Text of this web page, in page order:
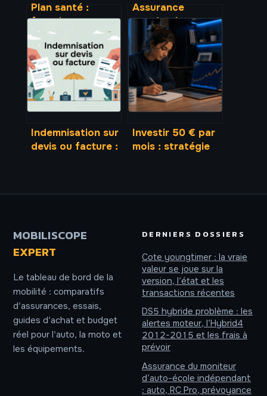
Plan santé :
fonctionnement,
avantages et
choix du meilleur
contrat
Assurance
mandataire :
obligations,
garanties et choix
de contrat
expliqués
Indemnisation sur
devis ou facture :
Investir 50 € par
mois : stratégie
MOBILISCOPE
EXPERT
Le tableau de bord de la
mobilité : comparatifs
d'assurances, essais,
guides d'achat et budget
réel pour l'auto, la moto et
les équipements.
DERNIERS DOSSIERS
Cote youngtimer : la vraie
valeur se joue sur la
version, l’état et les
transactions récentes
DS5 hybride problème : les
alertes moteur, l’Hybrid4
2012-2015 et les frais à
prévoir
Assurance du moniteur
d’auto-école indépendant
: auto, RC Pro, prévoyance